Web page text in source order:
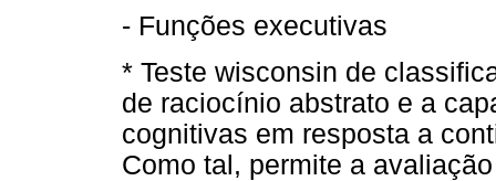
- Funções executivas
* Teste wisconsin de
de raciocínio abstrato e a
cognitivas em resposta a
Como tal, permite a